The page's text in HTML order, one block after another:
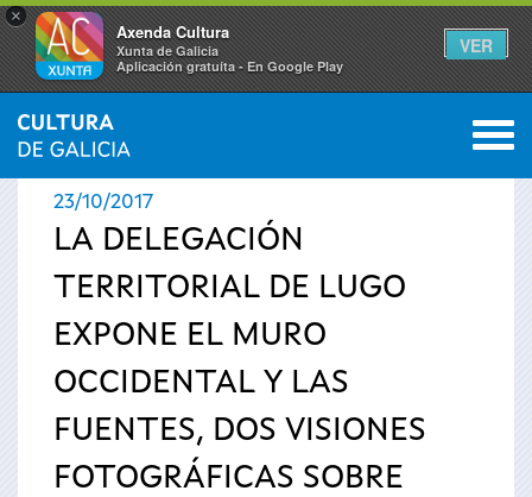
×
Axenda Cultura
Xunta de Galicia
Aplicación gratuíta - En Google Play
VER
Se
encuentra
usted
aquí
INICIO › ACTUALIDAD 0
23/10/2017
LA DELEGACIÓN
TERRITORIAL DE LUGO
EXPONE EL MURO
OCCIDENTAL Y LAS
FUENTES, DOS VISIONES
FOTOGRÁFICAS SOBRE